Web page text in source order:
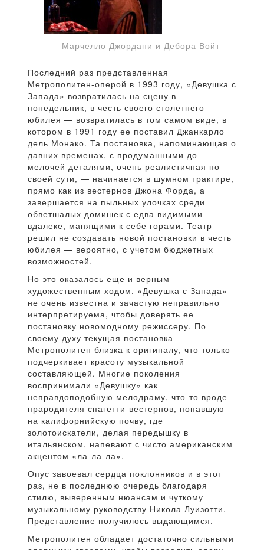
Марчелло Джордани и Дебора Войт
Последний раз представленная
Метрополитен-оперой в 1993 году, «Девушка с
Запада» возвратилась на сцену в
понедельник, в честь своего столетнего
юбилея — возвратилась в том самом виде, в
котором в 1991 году ее поставил Джанкарло
дель Монако. Та постановка, напоминающая о
давних временах, с продуманными до
мелочей деталями, очень реалистичная по
своей сути, — начинается в шумном трактире,
прямо как из вестернов Джона Форда, а
завершается на пыльных улочках среди
обветшалых домишек с едва видимыми
вдалеке, манящими к себе горами. Театр
решил не создавать новой постановки в честь
юбилея — вероятно, с учетом бюджетных
возможностей.
Но это оказалось еще и верным
художественным ходом. «Девушка с Запада»
не очень известна и зачастую неправильно
интерпретируема, чтобы доверять ее
постановку новомодному режиссеру. По
своему духу текущая постановка
Метрополитен близка к оригиналу, что только
подчеркивает красоту музыкальной
составляющей. Многие поколения
воспринимали «Девушку» как
неправдоподобную мелодраму, что-то вроде
прародителя спагетти-вестернов, попавшую
на калифорнийскую почву, где
золотоискатели, делая передышку в
итальянском, напевают с чисто американским
акцентом «ла-ла-ла».
Опус завоевал сердца поклонников и в этот
раз, не в последнюю очередь благодаря
стилю, выверенным нюансам и чуткому
музыкальному руководству Никола Луизотти.
Представление получилось выдающимся.
Метрополитен обладает достаточно сильными